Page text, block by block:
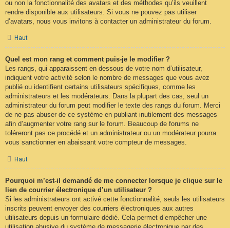
ou non la fonctionnalité des avatars et des méthodes qu’ils veuillent
rendre disponible aux utilisateurs. Si vous ne pouvez pas utiliser
d’avatars, nous vous invitons à contacter un administrateur du forum.
Haut
Quel est mon rang et comment puis-je le modifier ?
Les rangs, qui apparaissent en dessous de votre nom d’utilisateur,
indiquent votre activité selon le nombre de messages que vous avez
publié ou identifient certains utilisateurs spécifiques, comme les
administrateurs et les modérateurs. Dans la plupart des cas, seul un
administrateur du forum peut modifier le texte des rangs du forum. Merci
de ne pas abuser de ce système en publiant inutilement des messages
afin d’augmenter votre rang sur le forum. Beaucoup de forums ne
toléreront pas ce procédé et un administrateur ou un modérateur pourra
vous sanctionner en abaissant votre compteur de messages.
Haut
Pourquoi m’est-il demandé de me connecter lorsque je clique sur le
lien de courrier électronique d’un utilisateur ?
Si les administrateurs ont activé cette fonctionnalité, seuls les utilisateurs
inscrits peuvent envoyer des courriers électroniques aux autres
utilisateurs depuis un formulaire dédié. Cela permet d’empêcher une